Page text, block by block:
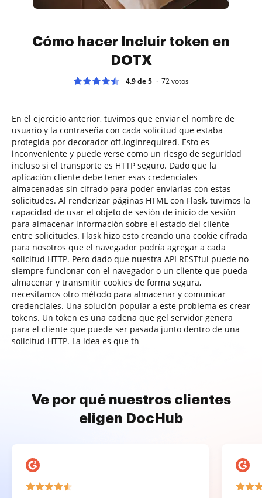
Cómo hacer Incluir token en
DOTX
4.9 de 5 72votos
En el ejercicio anterior, tuvimos que enviar el nombre de
usuario y la contraseña con cada solicitud que estaba
protegida por decorador off.loginrequired. Esto es
inconveniente y puede verse como un riesgo de seguridad
incluso si el transporte es HTTP seguro. Dado que la
aplicación cliente debe tener esas credenciales
almacenadas sin cifrado para poder enviarlas con estas
solicitudes. Al renderizar páginas HTML con Flask, tuvimos la
capacidad de usar el objeto de sesión de inicio de sesión
para almacenar información sobre el estado del cliente
entre solicitudes. Flask hizo esto creando una cookie cifrada
para nosotros que el navegador podría agregar a cada
solicitud HTTP. Pero dado que nuestra API RESTful puede no
siempre funcionar con el navegador o un cliente que pueda
almacenar y transmitir cookies de forma segura,
necesitamos otro método para almacenar y comunicar
credenciales. Una solución popular a este problema es crear
tokens. Un token es una cadena que gel servidor genera
para el cliente que puede ser pasada junto dentro de una
solicitud HTTP. La idea es que th
Ve por qué nuestros clientes
eligen DocHub